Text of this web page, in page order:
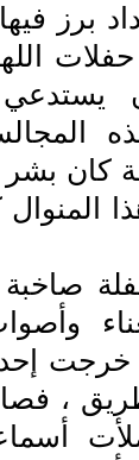
برز
حفلات
يستدعي
كان
المنوال
خرجت
،